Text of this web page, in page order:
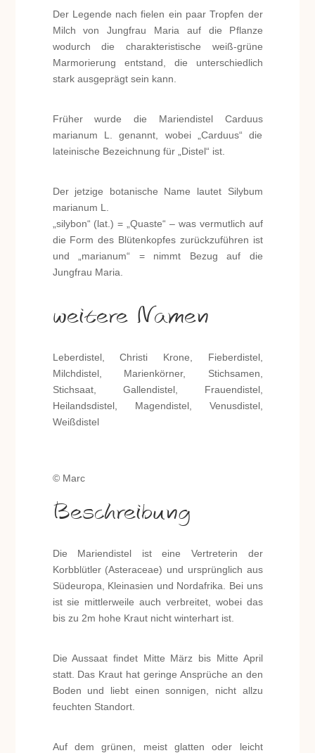
Der Legende nach fielen ein paar Tropfen der
Milch von Jungfrau Maria auf die Pflanze
wodurch die charakteristische weiß-grüne
Marmorierung entstand, die unterschiedlich
stark ausgeprägt sein kann.
Früher wurde die Mariendistel Carduus
marianum L. genannt, wobei „Carduus“ die
lateinische Bezeichnung für „Distel“ ist.
Der jetzige botanische Name lautet Silybum
marianum L.
„silybon“ (lat.) = „Quaste“ – was vermutlich auf
die Form des Blütenkopfes zurückzuführen ist
und „marianum“ = nimmt Bezug auf die
Jungfrau Maria.
weitere Namen
Leberdistel, Christi Krone, Fieberdistel,
Milchdistel, Marienkörner, Stichsamen,
Stichsaat, Gallendistel, Frauendistel,
Heilandsdistel, Magendistel, Venusdistel,
Weißdistel
© Marc
Beschreibung
Die Mariendistel ist eine Vertreterin der
Korbblütler (Asteraceae) und ursprünglich aus
Südeuropa, Kleinasien und Nordafrika. Bei uns
ist sie mittlerweile auch verbreitet, wobei das
bis zu 2m hohe Kraut nicht winterhart ist.
Die Aussaat findet Mitte März bis Mitte April
statt. Das Kraut hat geringe Ansprüche an den
Boden und liebt einen sonnigen, nicht allzu
feuchten Standort.
Auf dem grünen, meist glatten oder leicht